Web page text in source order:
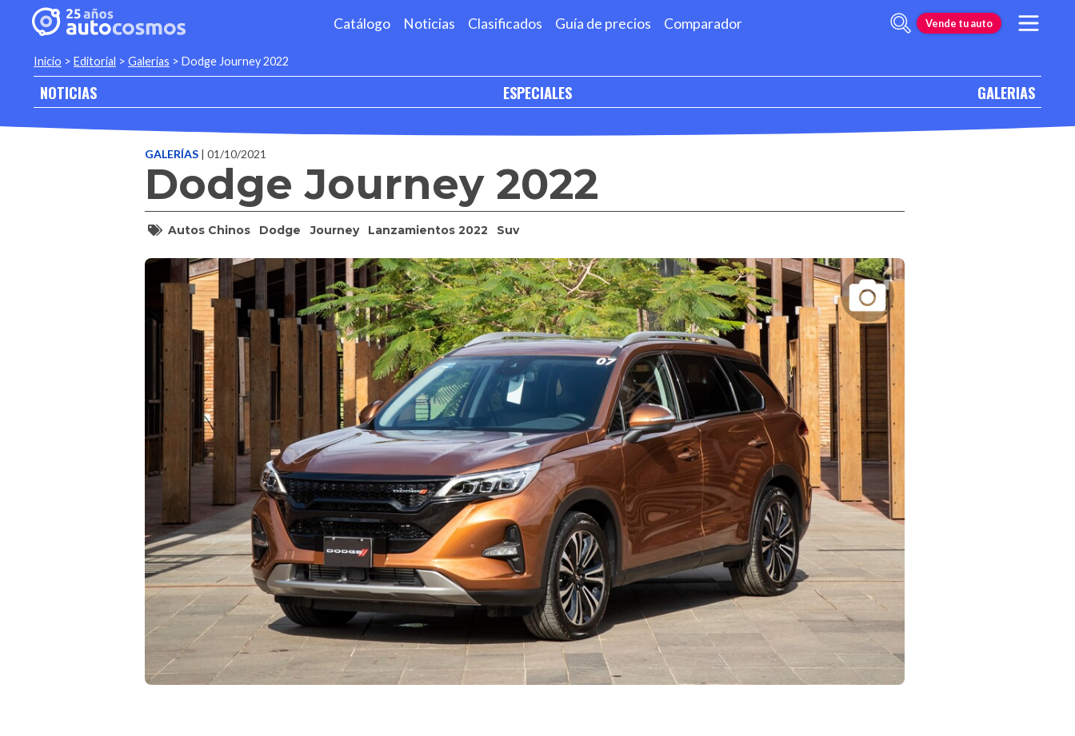
Catálogo Noticias Clasificados Guía de precios Comparador Vende tu auto
Inicio > Editorial > Galerias > Dodge Journey 2022
NOTICIAS ESPECIALES GALERIAS
GALERÍAS | 01/10/2021
Dodge Journey 2022
Autos Chinos Dodge Journey Lanzamientos 2022 Suv